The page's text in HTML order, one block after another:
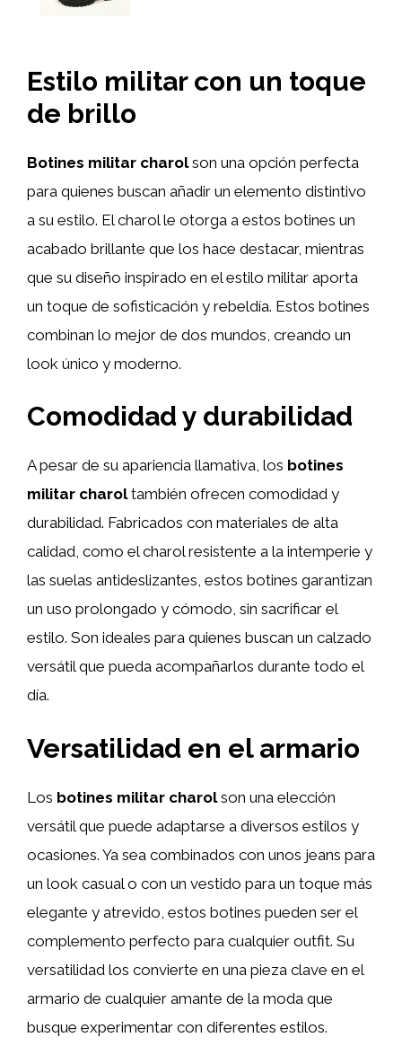
Estilo militar con un toque
de brillo
Botines militar charolson una opción perfecta
para quienes buscan añadir un elemento distintivo
a su estilo. El charol le otorga a estos botines un
acabado brillante que los hace destacar, mientras
que su diseño inspirado en el estilo militar aporta
un toque de sofisticación y rebeldía. Estos botines
combinan lo mejor de dos mundos, creando un
look único y moderno.
Comodidad y durabilidad
A pesar de su apariencia llamativa, los botines
militar charoltambién ofrecen comodidad y
durabilidad. Fabricados con materiales de alta
calidad, como el charol resistente a la intemperie y
las suelas antideslizantes, estos botines garantizan
un uso prolongado y cómodo, sin sacrificar el
estilo. Son ideales para quienes buscan un calzado
versátil que pueda acompañarlos durante todo el
día.
Versatilidad en el armario
Los botines militar charolson una elección
versátil que puede adaptarse a diversos estilos y
ocasiones. Ya sea combinados con unos jeans para
un look casual o con un vestido para un toque más
elegante y atrevido, estos botines pueden ser el
complemento perfecto para cualquier outfit. Su
versatilidad los convierte en una pieza clave en el
armario de cualquier amante de la moda que
busque experimentar con diferentes estilos.